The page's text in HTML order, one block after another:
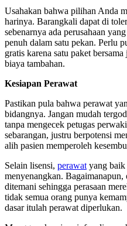
Usahakan bahwa pilihan Anda
harinya. Barangkali dapat di
sebenarnya ada perusahaan
penuh dalam satu pekan. Perlu
gratis karena satu paket bersama
biaya tambahan.
Kesiapan Perawat
Pastikan pula bahwa perawat
bidangnya. Jangan mudah
tanpa mengecek petugas
sebarangan, justru berpotensi
alih pasien memperoleh
Selain lisensi, perawat yang
menyenangkan.
ditemani sehingga perasaan
tidak semua orang punya
dasar itulah perawat diperlukan.